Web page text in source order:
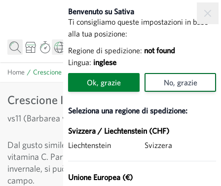
Benvenuto su Sativa
Ti consigliamo queste impostazioni in base
alla tua posizione:
Regione di spedizione: not found
Lingua: inglese
Ok, grazie No, grazie
Seleziona una regione di spedizione:
Svizzera / Liechtenstein (CHF)
Liechtenstein
Svizzera
Unione Europea (€)
Home / Crescione Invernale - Erbe di S. Barbara
Crescione Invernale - Erbe di S. Barbara
vs11 (Barbarea vulgaris)
Dal gusto simile al crescione d'acqua , è ricco di
vitamina C. Particolarmente adatto alla coltura
invernale, si può raccogliere tutto il tempo in pieno
campo.